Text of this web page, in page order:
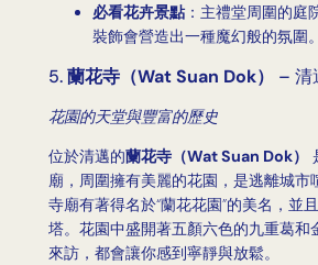
必看花卉景點：主禮堂周圍的庭
裝飾會營造出一種魔幻般的氛圍。
5.蘭花寺（Wat Suan Dok） – 清
花園的天堂與豐富的歷史
位於清邁的蘭花寺（Wat Suan Dok）
廟，周圍擁有美麗的花園，是逃離城市
寺廟有著得名於“蘭花花園”的美名，並
塔。花園中盛開著五顏六色的九重葛和
來訪，都會讓你感到寧靜與放鬆。